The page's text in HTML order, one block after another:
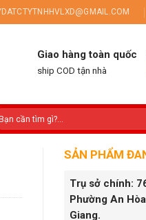
Giao hàng toàn quốc
ship COD tận nhà
SẢN PHẨM
Trụ sở chính:
Phường An
Giang.